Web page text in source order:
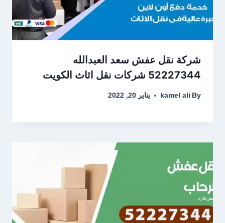
شركة نقل عفش سعد العبدالله
52227344 شركات نقل اثاث الكويت
By
kamel ali يناير 20, 2022